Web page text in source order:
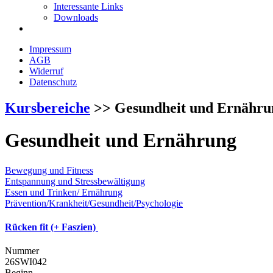
Interessante Links
Downloads
Impressum
AGB
Widerruf
Datenschutz
Kursbereiche >> Gesundheit und
Gesundheit und Ernährung
Bewegung und Fitness
Entspannung und Stressbewältigung
Essen und Trinken/ Ernährung
Prävention/Krankheit/Gesundheit/Psychologie
Rücken fit (+ Faszien)
Nummer
26SWI042